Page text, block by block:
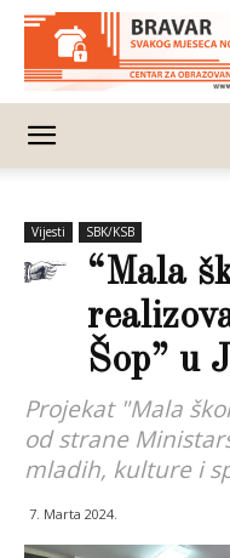
Vijesti SBK/KSB
“Mala
Šop” u
Projekat "Mala
od strane
mladih, kulture i
7. Marta 2024.